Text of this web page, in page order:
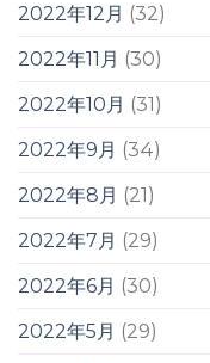
2022年12月 (32)
2022年11月 (30)
2022年10月 (31)
2022年9月 (34)
2022年8月 (21)
2022年7月 (29)
2022年6月 (30)
2022年5月 (29)